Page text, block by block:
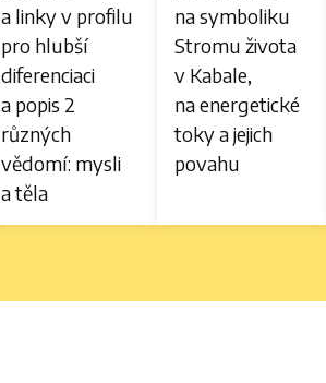
a linky v profilu
pro hlubší
diferenciaci
a popis 2
různých
vědomí: mysli
a těla
na symboliku
Stromu života
v Kabale,
na energetické
toky a jejich
povahu